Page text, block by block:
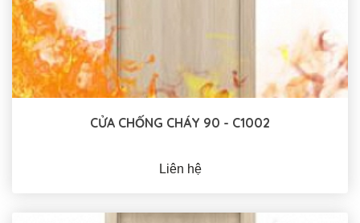
CỬA CHỐNG CHÁY 90 - C1002
Liên hệ